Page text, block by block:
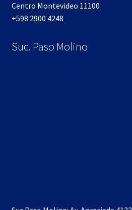
Centro Montevideo 11100
+598 2900 4248
Suc. Paso Molino